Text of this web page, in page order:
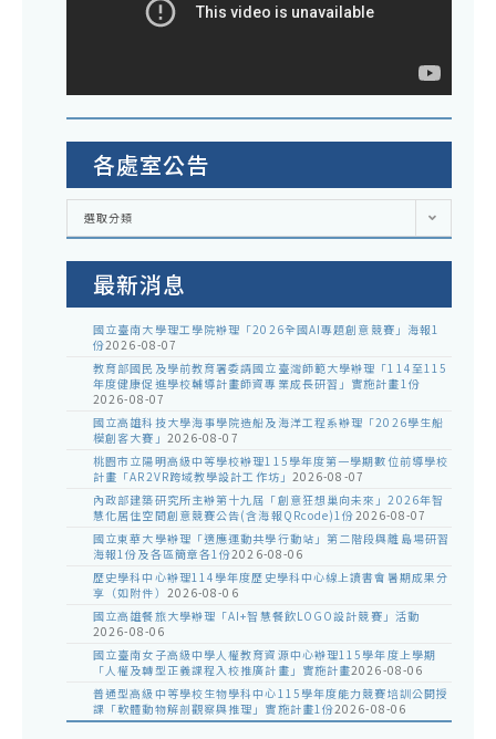
各處室公告
各
室
選取分類
最新消息
國立臺南大學理工學院辦理「2026全國AI專題創意競賽」海報1
份2026-08-07
教育部國民及學前教育署委請國立臺灣師範大學辦理「114至115
年度健康促進學校輔導計畫師資專業成長研習」實施計畫1份
2026-08-07
國立高雄科技大學海事學院造船及海洋工程系辦理「2026學生船
模創客大賽」 2026-08-07
桃園市立陽明高級中等學校辦理115學年度第一學期數位前導學校
計畫「AR2VR跨域教學設計工作坊」 2026-08-07
內政部建築研究所主辦第十九屆「創意狂想巢向未來」2026年智
慧化居住空間創意競賽公告(含海報QRcode)1份2026-08-07
國立東華大學辦理「適應運動共學行動站」第二階段與離島場研習
海報1份及各區簡章各1份2026-08-06
歷史學科中心辦理114學年度歷史學科中心線上讀書會暑期成果分
享（如附件） 2026-08-06
國立高雄餐旅大學辦理「AI+智慧餐飲LOGO設計競賽」活動
2026-08-06
國立臺南女子高級中學人權教育資源中心辦理115學年度上學期
「人權及轉型正義課程入校推廣計畫」實施計畫2026-08-06
普通型高級中等學校生物學科中心115學年度能力競賽培訓公開授
課「軟體動物解剖觀察與推理」實施計畫1份2026-08-06